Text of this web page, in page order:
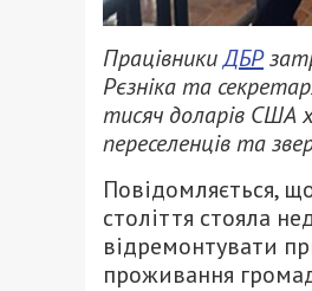
ПрацівникиДБР
Рєзніка та
тисяч доларів США
переселенців та
Повідомляється,
століття стояла
відремонтувати
проживання